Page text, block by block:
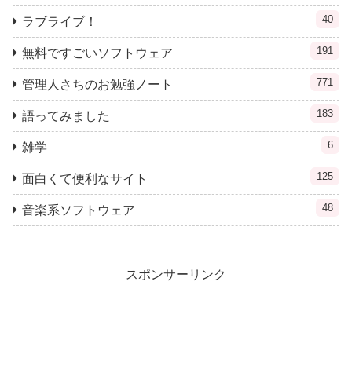
ラブライブ！ 40
無料ですごいソフトウェア 191
管理人さちのお勉強ノート 771
語ってみました 183
雑学 6
面白くて便利なサイト 125
音楽系ソフトウェア 48
スポンサーリンク